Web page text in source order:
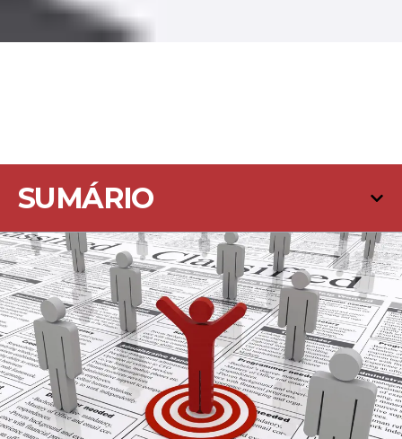
SUMÁRIO